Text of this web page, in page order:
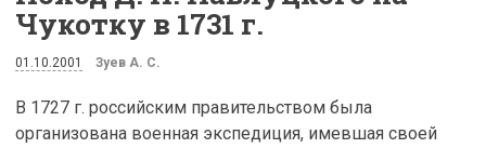
Чукотку в 1731 г.
01.10.2001 Зуев А. С.
В 1727 г. российским правительством была
организована военная экспедиция, имевшая своей